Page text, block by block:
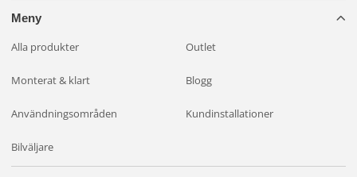
Meny
Alla produkter Outlet
Monterat & klart Blogg
Användningsområden Kundinstallationer
Bilväljare